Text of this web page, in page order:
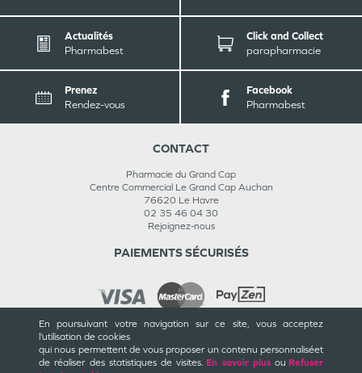
En poursuivant votre navigation sur ce site, vous acceptez
l’utilisation de cookies
qui nous permettent de vous proposer un contenu personnaliséet
de réaliser des statistiques de visites. En savoir plusou Refuser
Actualités
Pharmabest
Click and Collect
parapharmacie
Prenez
Rendez-vous
Facebook
Pharmabest
CONTACT
Pharmacie du Grand Cap
Centre Commercial Le Grand Cap Auchan
76620 Le Havre
02 35 46 04 30
Rejoignez-nous
CGU / CGV
PAIEMENTS SÉCURISÉS